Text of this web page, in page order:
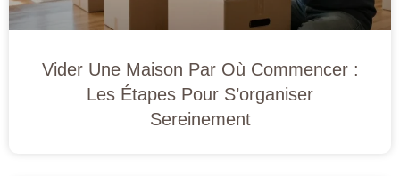
Vider Une Maison Par Où Commencer :
Les Étapes Pour S’organiser
Sereinement